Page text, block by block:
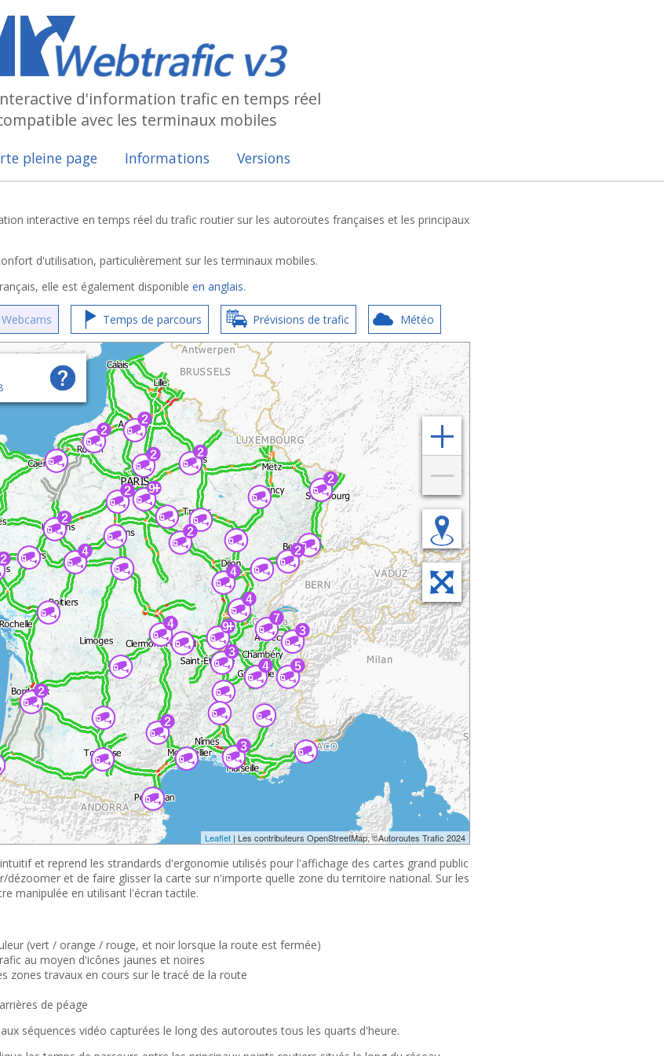
d'information trafic en temps réel
avec les terminaux mobiles
pleine page Informations Versions
interactive en temps réel du trafic routier sur les autoroutes françaises et les principaux
d'utilisation, particulièrement sur les terminaux mobiles.
elle est également disponible en anglais.
Webcams Temps de parcours Prévisions de trafic Météo
Leaflet | Les contributeurs OpenStreetMap, ©Autoroutes Trafic 2024
et reprend les strandards d'ergonomie utilisés pour l'affichage des cartes grand public
dézoomer et de faire glisser la carte sur n'importe quelle zone du territoire national. Sur les
manipulée en utilisant l'écran tactile.
(vert / orange / rouge, et noir lorsque la route est fermée)
au moyen d'icônes jaunes et noires
zones travaux en cours sur le tracé de la route
de péage
séquences vidéo capturées le long des autoroutes tous les quarts d'heure.